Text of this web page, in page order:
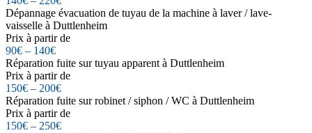
Dépannage évacuation de tuyau de la machine à laver / lave-
vaisselle à Duttlenheim
Prix à partir de
90€ – 140€
Réparation fuite sur tuyau apparent à Duttlenheim
Prix à partir de
150€ – 200€
Réparation fuite sur robinet / siphon / WC à Duttlenheim
Prix à partir de
150€ – 250€